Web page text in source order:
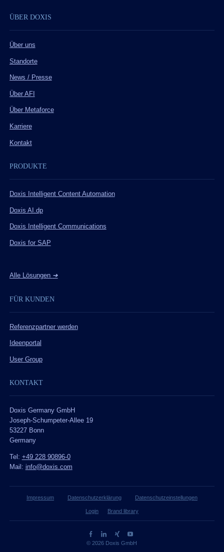
ÜBER DOXIS
Über uns
Standorte
News / Presse
Über AFI
Über Metaforce
Karriere
Kontakt
PRODUKTE
Doxis Intelligent Content Automation
Doxis AI.dp
Doxis Intelligent Communications
Doxis for SAP
Alle Lösungen ➔
FÜR KUNDEN
Referenzpartner werden
Ideenportal
User Group
KONTAKT
Doxis Germany GmbH
Joseph-Schumpeter-Allee 19
53227 Bonn
Germany
Tel: +49 228 90896-0
Mail: info@doxis.com
Impressum Datenschutzerklärung Datenschutzeinstellungen
Login Brand library
© 2026 Doxis GmbH